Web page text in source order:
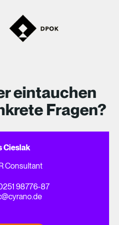
eintauchen
Fragen?
Cieslak
Consultant
98776-87